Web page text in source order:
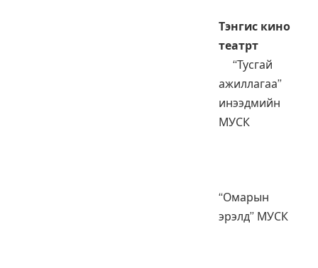
Тэнгис кино
театрт
“Тусгай
ажиллагаа”
инээдмийн
МУСК
“Омарын
эрэлд” МУСК